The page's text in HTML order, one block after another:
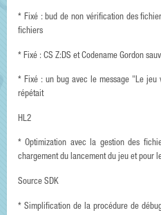
* Fixé : bud de non vérification des
fichiers
* Fixé : CS Z:DS et Codename Gordon
* Fixé : un bug avec le message "Le
répétait
HL2
* Optimization avec la gestion des
chargement du lancement du jeu et pour
Source SDK
* Simplification de la procédure de